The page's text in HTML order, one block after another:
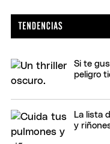
Si te
peligro
La lista
y